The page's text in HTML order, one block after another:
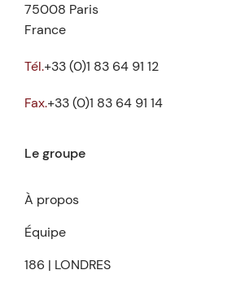
75008 Paris
France
Tél.+33 (0)1 83 64 91 12
Fax.+33 (0)1 83 64 91 14
Le groupe
À propos
Équipe
186 | LONDRES